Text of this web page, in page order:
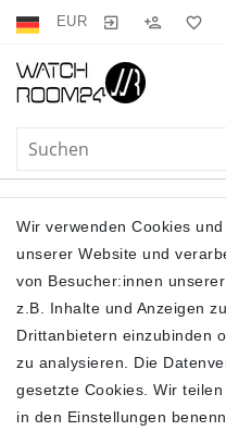
EUR
Wir verwenden Cookies
unserer Website und
von Besucher:innen
z.B. Inhalte und Anzeigen
Drittanbietern einzubinden
zu analysieren. Die
gesetzte Cookies. Wir
in den Einstellungen